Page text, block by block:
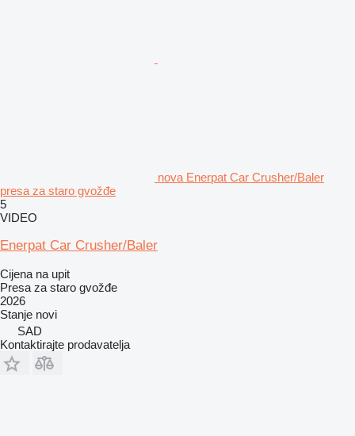
nova Enerpat Car Crusher/Baler
presa za staro gvožđe
5
VIDEO
Enerpat Car Crusher/Baler
Cijena na upit
Presa za staro gvožđe
2026
Stanje novi
SAD
Kontaktirajte prodavatelja